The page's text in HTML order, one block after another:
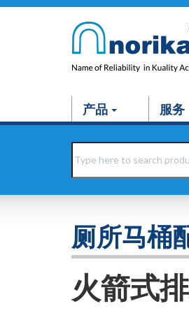
产品 服务
厕所马桶
火箭式